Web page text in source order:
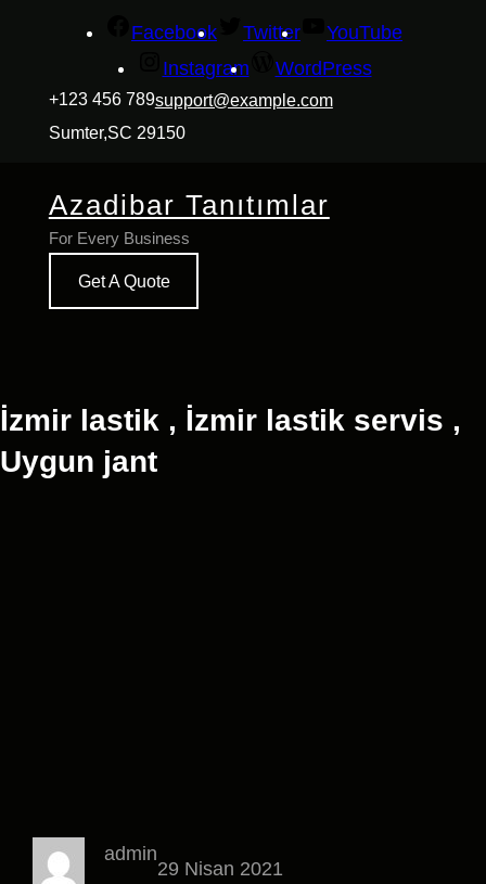
Facebook Twitter
YouTube
Instagram
WordPress
+123 456 789support@example.com
Sumter,SC 29150
Azadibar Tanıtımlar
For Every Business
Get A Quote
İzmir lastik , İzmir lastik servis ,
Uygun jant
admin
29 Nisan 2021